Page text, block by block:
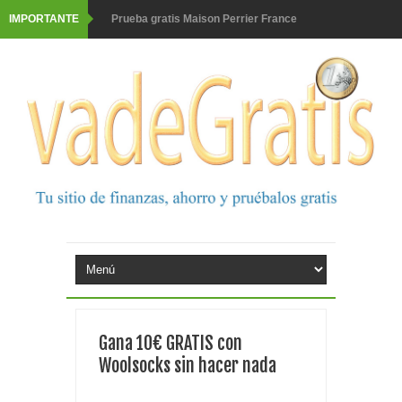
IMPORTANTE Gana premios Pokémon con Kellogg's
Corona te regala un velero inolvidable en velero y más
Comprar Asevi tiene premio, nevera y un año de
productos
El milagrito te lleva a Sevilla
Oreo te da la oportunidad de ganar increíbles premios
Date el gustazo con Grefusa y gana un patinete con
Gana 10€ GRATIS con
Woolsocks sin hacer nada